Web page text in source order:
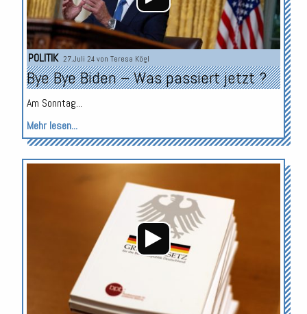
POLITIK 27.Juli 24 von Teresa Kögl
Bye Bye Biden – Was passiert jetzt ?
Am Sonntag...
Mehr lesen...
Audio-
Player